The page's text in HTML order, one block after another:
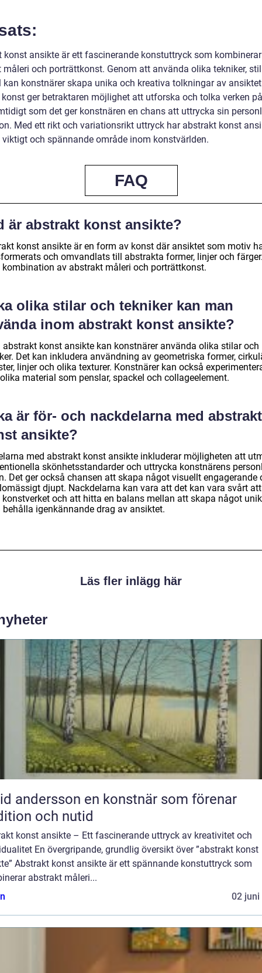
konst ansikte är ett fascinerande konstuttryck som kombinerar
måleri och porträttkonst. Genom att använda olika tekniker,
kan konstnärer skapa unika och kreativa tolkningar av
ger betraktaren möjlighet att utforska och tolka verken
som det ger konstnären en chans att uttrycka sin
Med ett rikt och variationsrikt uttryck har abstrakt konst
och spännande område inom konstvärlden.
FAQ
är abstrakt konst ansikte?
konst ansikte är en form av konst där ansiktet som motiv
och omvandlats till abstrakta former, linjer och
kombination av abstrakt måleri och porträttkonst.
olika stilar och tekniker kan man
inom abstrakt konst ansikte?
abstrakt konst ansikte kan konstnärer använda olika stilar och
Det kan inkludera användning av geometriska former,
linjer och olika texturer. Konstnärer kan också
material som penslar, spackel och collageelement.
är för- och nackdelarna med abstrakt
ansikte?
med abstrakt konst ansikte inkluderar möjligheten att
skönhetsstandarder och uttrycka konstnärens
Det ger också chansen att skapa något visuellt engagerande
djupt. Nackdelarna kan vara att det kan vara svårt att
och att hitta en balans mellan att skapa något
behålla igenkännande drag av ansiktet.
Läs fler inlägg här
en konstnär som förenar
och nutid
konst ansikte – Ett fascinerande uttryck av kreativitet och
En övergripande, grundlig översikt över ”abstrakt konst
Abstrakt konst ansikte är ett spännande konstuttryck som
abstrakt måleri...
02 juni